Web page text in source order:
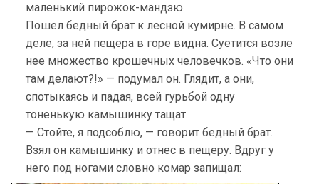
маленький пирожок-мандзю.
Пошел бедный брат к лесной кумирне. В самом
деле, за ней пещера в горе видна. Суетится возле
нее множество крошечных человечков. «Что они
там делают?!» — подумал он. Глядит, а они,
спотыкаясь и падая, всей гурьбой одну
тоненькую камышинку тащат.
— Стойте, я подсоблю, — говорит бедный брат.
Взял он камышинку и отнес в пещеру. Вдруг у
него под ногами словно комар запищал: